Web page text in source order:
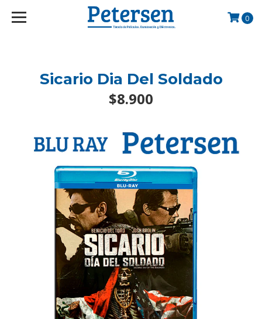
googlef2d1455d5020445a.html
0
Sicario Dia Del Soldado
$8.900